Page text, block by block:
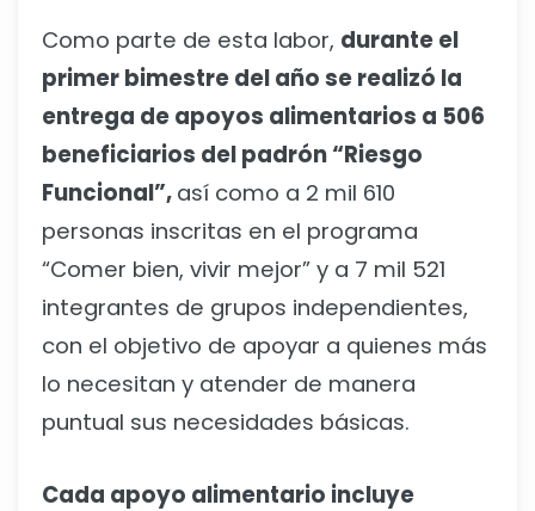
Como parte de esta labor, durante el
primer bimestre del año se realizó la
entrega de apoyos alimentarios a 506
beneficiarios del padrón “Riesgo
Funcional”, así como a 2 mil 610
personas inscritas en el programa
“Comer bien, vivir mejor” y a 7 mil 521
integrantes de grupos independientes,
con el objetivo de apoyar a quienes más
lo necesitan y atender de manera
puntual sus necesidades básicas.
Cada apoyo alimentario incluye